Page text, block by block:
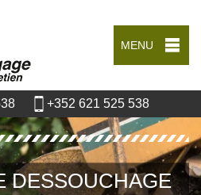
MENU
+352 621 525 538
DESSOUCHAGE